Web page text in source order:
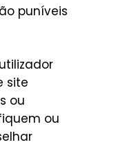
puníveis
site
ou
ou